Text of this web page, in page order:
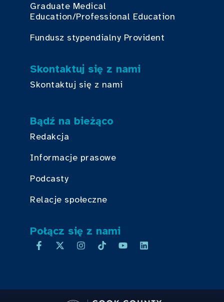
Graduate Medical
Education/Professional Education
Fundusz stypendialny Provident
Skontaktuj się z nami
Skontaktuj się z nami
Bądź na bieżąco
Redakcja
Informacje prasowe
Podcasty
Relacje społeczne
Połącz się z nami